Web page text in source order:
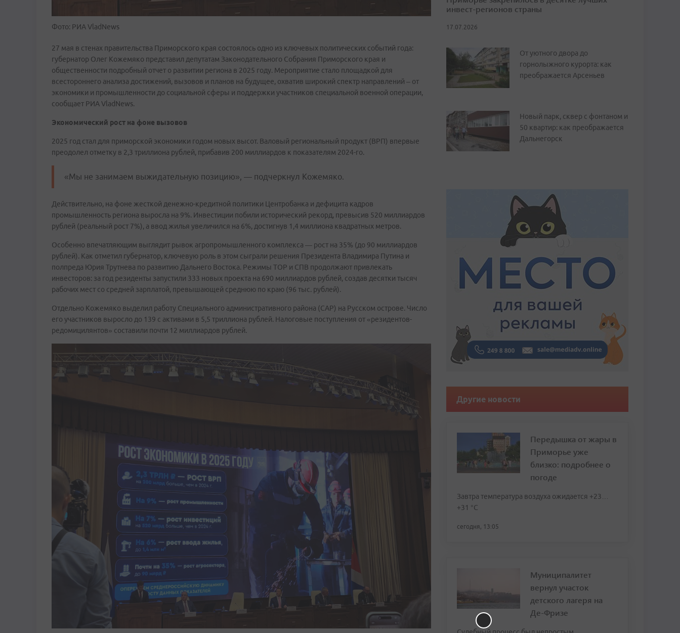
Фото: РИА VladNews
27 мая в стенах правительства Приморского края состоялось одно из ключевых политических событий года:
губернатор Олег Кожемяко представил депутатам Законодательного Собрания Приморского края и
общественности подробный отчет о развитии региона в 2025 году. Мероприятие стало площадкой для
всестороннего анализа достижений, вызовов и планов на будущее, охватив широкий спектр направлений – от
экономики и промышленности до социальной сферы и поддержки участников специальной военной операции,
сообщает РИА VladNews.
Экономический рост на фоне вызовов
2025 год стал для приморской экономики годом новых высот. Валовый региональный продукт (ВРП) впервые
преодолел отметку в 2,3 триллиона рублей, прибавив 200 миллиардов к показателям 2024-го.
«Мы не занимаем выжидательную позицию», — подчеркнул Кожемяко.
Действительно, на фоне жесткой денежно-кредитной политики Центробанка и дефицита кадров
промышленность региона выросла на 9%. Инвестиции побили исторический рекорд, превысив 520 миллиардов
рублей (реальный рост 7%), а ввод жилья увеличился на 6%, достигнув 1,4 миллиона квадратных метров.
Особенно впечатляющим выглядит рывок агропромышленного комплекса — рост на 35% (до 90 миллиардов
рублей). Как отметил губернатор, ключевую роль в этом сыграли решения Президента Владимира Путина и
полпреда Юрия Трутнева по развитию Дальнего Востока. Режимы ТОР и СПВ продолжают привлекать
инвесторов: за год резиденты запустили 333 новых проекта на 690 миллиардов рублей, создав десятки тысяч
рабочих мест со средней зарплатой, превышающей среднюю по краю (96 тыс. рублей).
Отдельно Кожемяко выделил работу Специального административного района (САР) на Русском острове. Число
его участников выросло до 139 с активами в 5,5 триллиона рублей. Налоговые поступления от «резидентов-
редомицилянтов» составили почти 12 миллиардов рублей.
инвест-регионов страны
17.07.2026
От уютного двора до
горнолыжного курорта: как
преображается Арсеньев
Новый парк, сквер с фонтаном и
50 квартир: как преображается
Дальнегорск
Другие новости
Передышка от жары в
Приморье уже
близко: подробнее о
погоде
Завтра температура воздуха ожидается +23…
+31 °C
сегодня, 13:05
Муниципалитет
вернул участок
детского лагеря на
Де-Фризе